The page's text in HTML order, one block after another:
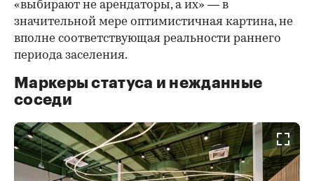
«выбирают не арендаторы, а их» — в
значительной мере оптимистичная картина, не
вполне соответствующая реальности раннего
периода заселения.
Маркеры статуса и нежданные
соседи